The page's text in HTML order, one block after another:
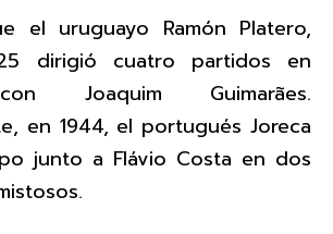
el uruguayo Ramón Platero,
dirigió cuatro partidos en
Joaquim Guimarães.
en 1944, el portugués Joreca
junto a Flávio Costa en dos